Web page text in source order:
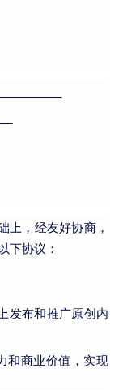
上，经友好协商，
下协议：
发布和推广原创内
和商业价值，实现